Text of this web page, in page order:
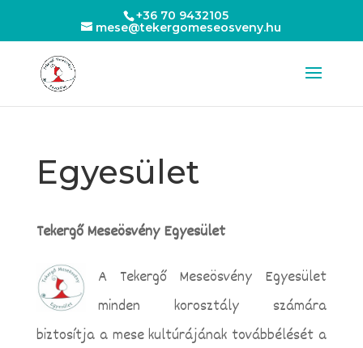
+36 70 9432105
mese@tekergomeseosveny.hu
Egyesület
Tekergő Meseösvény Egyesület
A Tekergő Meseösvény Egyesület
minden korosztály számára
biztosítja a mese kultúrájának továbbélését a